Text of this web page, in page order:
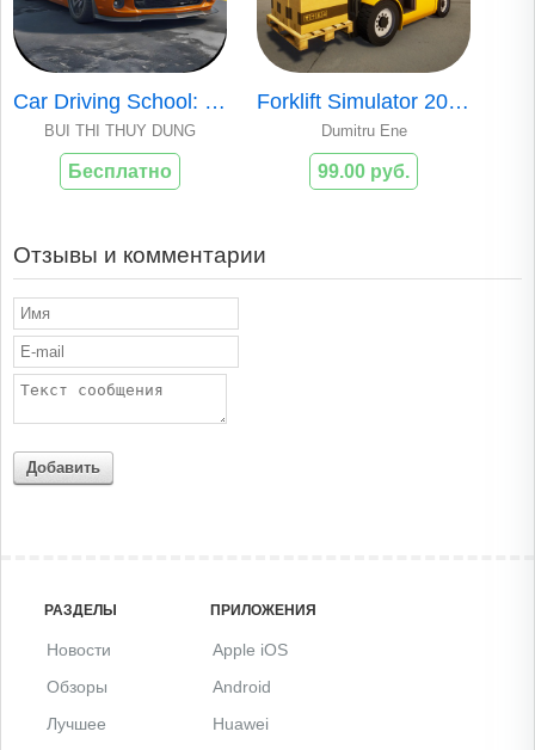
Car Driving School: Open World
BUI THI THUY DUNG
Бесплатно
Forklift Simulator 2023
Dumitru Ene
99.00 руб.
Отзывы и комментарии
Добавить
РАЗДЕЛЫ
Новости
Обзоры
Лучшее
ПРИЛОЖЕНИЯ
Apple iOS
Android
Huawei